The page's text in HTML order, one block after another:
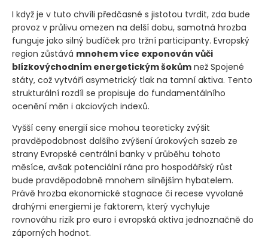
I když je v tuto chvíli předčasné s jistotou tvrdit, zda bude
provoz v průlivu omezen na delší dobu, samotná hrozba
funguje jako silný budíček pro tržní participanty. Evropský
region zůstává mnohem více exponován vůči
blízkovýchodním energetickým šokům než Spojené
státy, což vytváří asymetrický tlak na tamní aktiva. Tento
strukturální rozdíl se propisuje do fundamentálního
ocenění měn i akciových indexů.
Vyšší ceny energií sice mohou teoreticky zvýšit
pravděpodobnost dalšího zvýšení úrokových sazeb ze
strany Evropské centrální banky v průběhu tohoto
měsíce, avšak potenciální rána pro hospodářský růst
bude pravděpodobně mnohem silnějším hybatelem.
Právě hrozba ekonomické stagnace či recese vyvolané
drahými energiemi je faktorem, který vychyluje
rovnováhu rizik pro euro i evropská aktiva jednoznačně do
záporných hodnot.